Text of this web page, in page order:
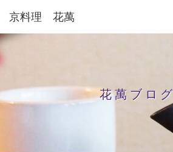
京料理 花萬
花 萬 ブ ロ グ